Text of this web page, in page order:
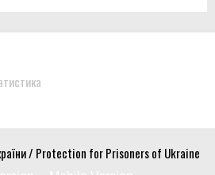
/ Protection for Prisoners of Ukraine